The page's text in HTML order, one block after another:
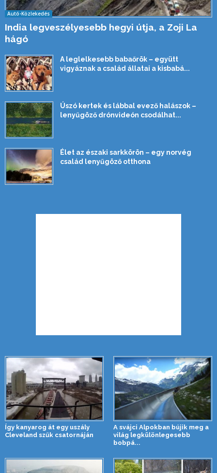
Autó-Közlekedés
India legveszélyesebb hegyi útja, a Zoji La
hágó
A leglelkesebb babaőrök – együtt
vigyáznak a család állatai a kisbabá...
Úszó kertek és lábbal evező halászok –
lenyűgöző drónvideón csodálhat...
Élet az északi sarkkörön – egy norvég
család lenyűgöző otthona
Így kanyarog át egy uszály
Cleveland szűk csatornáján
A svájci Alpokban bújik meg a
világ legkülönlegesebb
bobpá...